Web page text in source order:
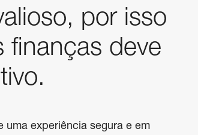
por isso
finanças deve
uma experiência segura e em